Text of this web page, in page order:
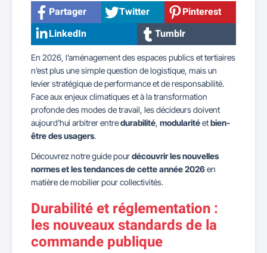
Partager Twitter
Pinterest
LinkedIn
Tumblr
En 2026, l’aménagement des espaces publics et tertiaires
n’est plus une simple question de logistique, mais un
levier stratégique de performance et de responsabilité.
Face aux enjeux climatiques et à la transformation
profonde des modes de travail, les décideurs doivent
aujourd'hui arbitrer entredurabilité, modularitéetbien-
être des usagers.
Découvrez notre guide pourdécouvrir les nouvelles
normes et les tendances de cette année 2026en
matière de mobilier pour collectivités.
Durabilité et réglementation :
les nouveaux standards de la
commande publique